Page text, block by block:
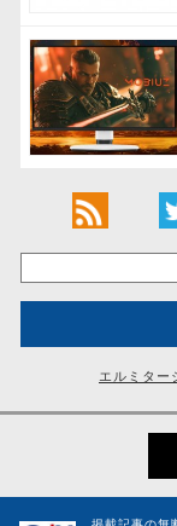
エルミター